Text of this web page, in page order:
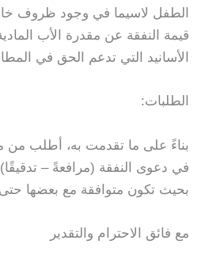
الطفل لاسيما في وجود ظروف
قيمة النفقة عن مقدرة الأب
الأسانيد التي تدعم الحق في
الطلبات:
بناءً على ما تقدمت به، أطلب من
في دعوى النفقة (مرافعةً –
بحيث تكون متوافقة مع بعضها
مع فائق الاحترام والتقدير